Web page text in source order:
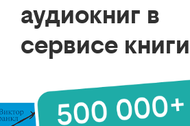
аудиокниг в
сервисе